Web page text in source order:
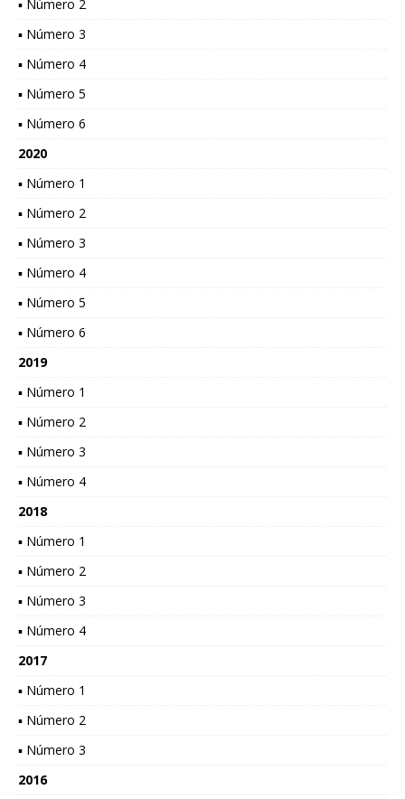
▪ Número 2
▪ Número 3
▪ Número 4
▪ Número 5
▪ Número 6
2020
▪ Número 1
▪ Número 2
▪ Número 3
▪ Número 4
▪ Número 5
▪ Número 6
2019
▪ Número 1
▪ Número 2
▪ Número 3
▪ Número 4
2018
▪ Número 1
▪ Número 2
▪ Número 3
▪ Número 4
2017
▪ Número 1
▪ Número 2
▪ Número 3
2016